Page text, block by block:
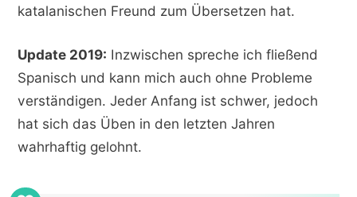
katalanischen Freund zum Übersetzen hat.
Update 2019: Inzwischen spreche ich fließend
Spanisch und kann mich auch ohne Probleme
verständigen. Jeder Anfang ist schwer, jedoch
hat sich das Üben in den letzten Jahren
wahrhaftig gelohnt.